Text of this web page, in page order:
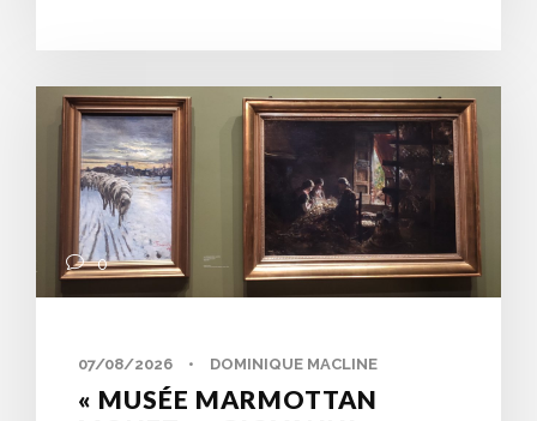
0
07/08/2026 • DOMINIQUE MACLINE
« MUSÉE MARMOTTAN